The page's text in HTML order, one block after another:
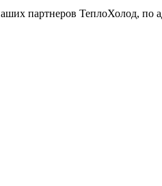
партнеров ТеплоХолод,